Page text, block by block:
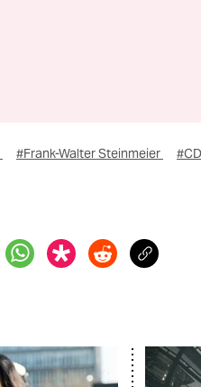
#Frank-Walter Steinmeier